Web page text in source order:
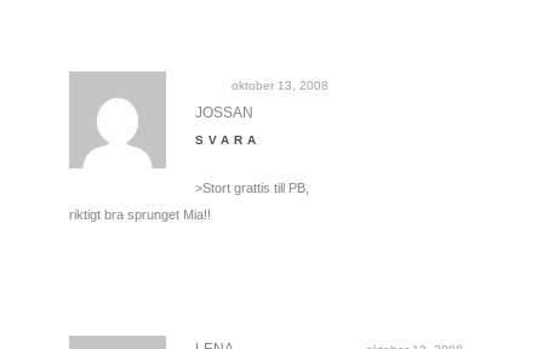
oktober 13, 2008
JOSSAN
SVARA
>Stort grattis till PB,
riktigt bra sprunget Mia!!